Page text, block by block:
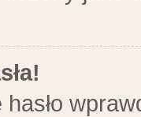
hasło